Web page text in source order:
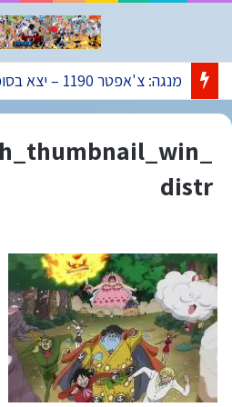
מנגה: צ'אפטר 1190 – יצא בסופ"ש.
distr